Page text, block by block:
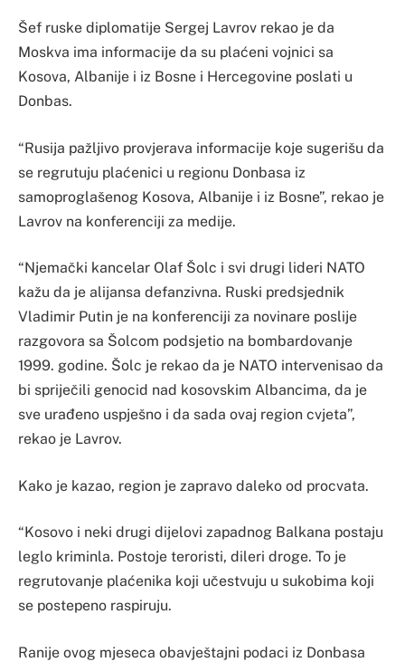
Šef ruske diplomatije Sergej Lavrov rekao je da
Moskva ima informacije da su plaćeni vojnici sa
Kosova, Albanije i iz Bosne i Hercegovine poslati u
Donbas.
“Rusija pažljivo provjerava informacije koje sugerišu da
se regrutuju plaćenici u regionu Donbasa iz
samoproglašenog Kosova, Albanije i iz Bosne”, rekao je
Lavrov na konferenciji za medije.
“Njemački kancelar Olaf Šolc i svi drugi lideri NATO
kažu da je alijansa defanzivna. Ruski predsjednik
Vladimir Putin je na konferenciji za novinare poslije
razgovora sa Šolcom podsjetio na bombardovanje
1999. godine. Šolc je rekao da je NATO intervenisao da
bi spriječili genocid nad kosovskim Albancima, da je
sve urađeno uspješno i da sada ovaj region cvjeta”,
rekao je Lavrov.
Kako je kazao, region je zapravo daleko od procvata.
“Kosovo i neki drugi dijelovi zapadnog Balkana postaju
leglo kriminla. Postoje teroristi, dileri droge. To je
regrutovanje plaćenika koji učestvuju u sukobima koji
se postepeno raspiruju.
Ranije ovog mjeseca obavještajni podaci iz Donbasa